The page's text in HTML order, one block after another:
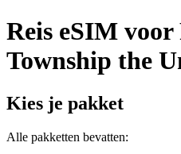
Reis eSIM voor
Township the
Kies je pakket
Alle pakketten bevatten: